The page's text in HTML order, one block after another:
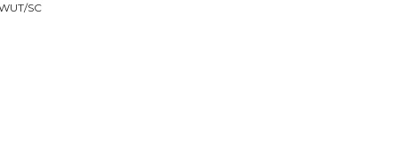
SCHAM/ANGST